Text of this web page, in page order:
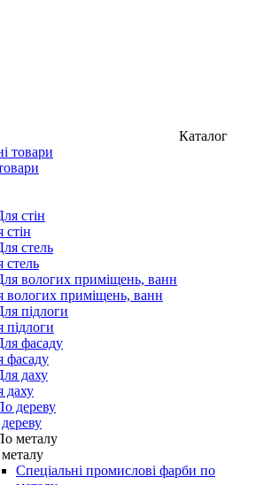
Каталог
стін
стель
вологих приміщень, ванн
підлоги
фасаду
даху
Спеціальні промислові фарби по